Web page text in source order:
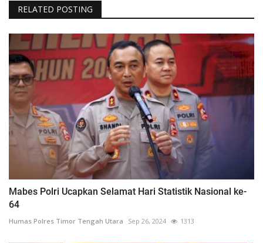
RELATED POSTING
Mabes Polri Ucapkan Selamat Hari Statistik Nasional ke-
64
Humas Polres Timor Tengah Utara Sep 26, 2024 1313